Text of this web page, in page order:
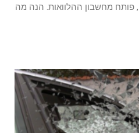
פותח מחשבון ההלוואות. הנה מה